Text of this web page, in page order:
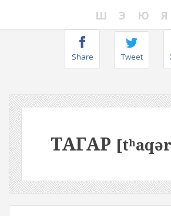
Ш
Э Ю Я
Share Tweet
ТАГАР